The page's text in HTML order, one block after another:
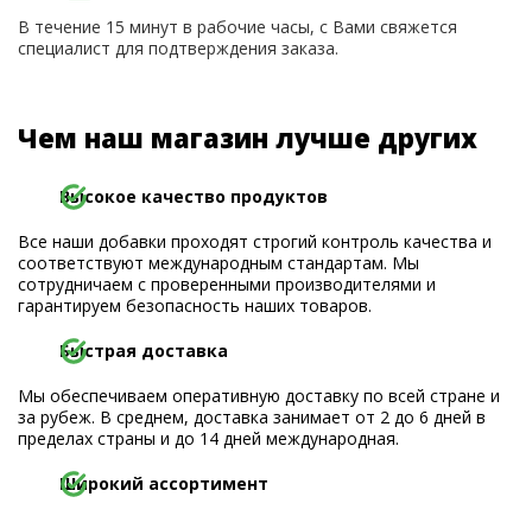
В течение 15 минут в рабочие часы, с Вами свяжется
специалист для подтверждения заказа.
Чем наш магазин лучше других
Высокое качество продуктов
Все наши добавки проходят строгий контроль качества и
соответствуют международным стандартам. Мы
сотрудничаем с проверенными производителями и
гарантируем безопасность наших товаров.
Быстрая доставка
Мы обеспечиваем оперативную доставку по всей стране и
за рубеж. В среднем, доставка занимает от 2 до 6 дней в
пределах страны и до 14 дней международная.
Широкий ассортимент